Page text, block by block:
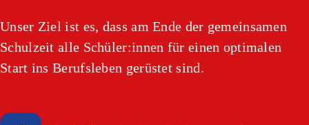
Unser Ziel ist es, dass am Ende der gemeinsamen
Schulzeit alle Schüler:innen für einen optimalen
Start ins Berufsleben gerüstet sind.